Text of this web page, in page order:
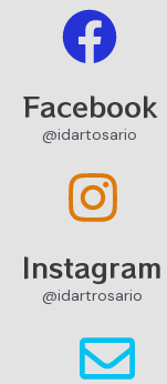
Facebook
@idartosario
Instagram
@idartrosario